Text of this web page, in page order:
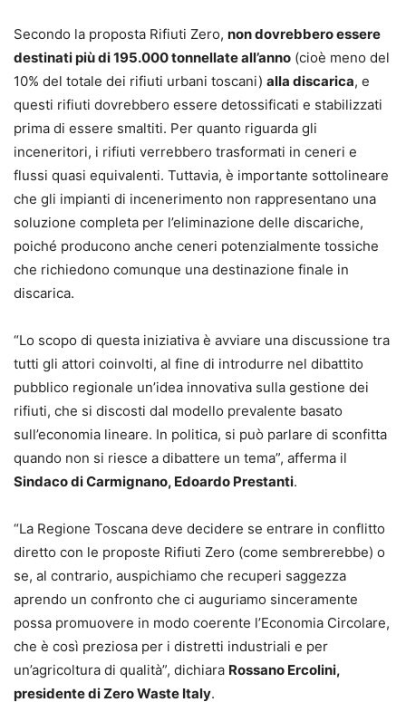
Secondo la proposta Rifiuti Zero, non dovrebbero essere
destinati più di 195.000 tonnellate all’anno (cioè meno del
10% del totale dei rifiuti urbani toscani) alla discarica, e
questi rifiuti dovrebbero essere detossificati e stabilizzati
prima di essere smaltiti. Per quanto riguarda gli
inceneritori, i rifiuti verrebbero trasformati in ceneri e
flussi quasi equivalenti. Tuttavia, è importante sottolineare
che gli impianti di incenerimento non rappresentano una
soluzione completa per l’eliminazione delle discariche,
poiché producono anche ceneri potenzialmente tossiche
che richiedono comunque una destinazione finale in
discarica.
“Lo scopo di questa iniziativa è avviare una discussione tra
tutti gli attori coinvolti, al fine di introdurre nel dibattito
pubblico regionale un’idea innovativa sulla gestione dei
rifiuti, che si discosti dal modello prevalente basato
sull’economia lineare. In politica, si può parlare di sconfitta
quando non si riesce a dibattere un tema”, afferma il
Sindaco di Carmignano, Edoardo Prestanti.
“La Regione Toscana deve decidere se entrare in conflitto
diretto con le proposte Rifiuti Zero (come sembrerebbe) o
se, al contrario, auspichiamo che recuperi saggezza
aprendo un confronto che ci auguriamo sinceramente
possa promuovere in modo coerente l’Economia Circolare,
che è così preziosa per i distretti industriali e per
un’agricoltura di qualità”, dichiara Rossano Ercolini,
presidente di Zero Waste Italy.